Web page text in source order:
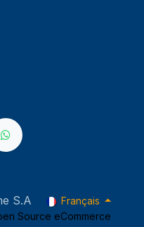
S.A
Français
Source eCommerce